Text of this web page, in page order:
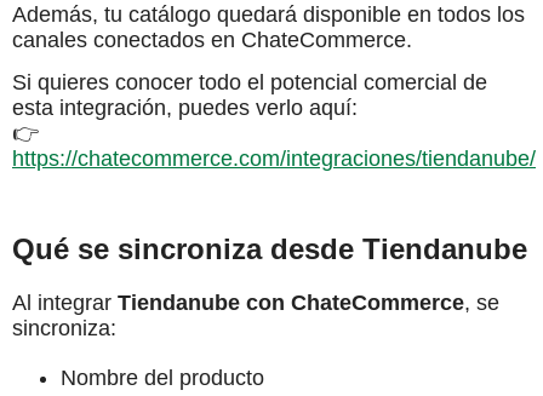
Además, tu catálogo quedará disponible en todos los
canales conectados en ChateCommerce.
Si quieres conocer todo el potencial comercial de
esta integración, puedes verlo aquí:
👉
https://chatecommerce.com/integraciones/tiendanube/
Qué se sincroniza desde Tiendanube
Al integrar Tiendanube con ChateCommerce, se
sincroniza:
Nombre del producto